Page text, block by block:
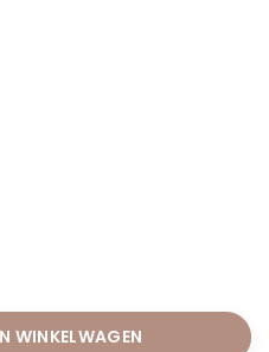
WINKELWAGEN